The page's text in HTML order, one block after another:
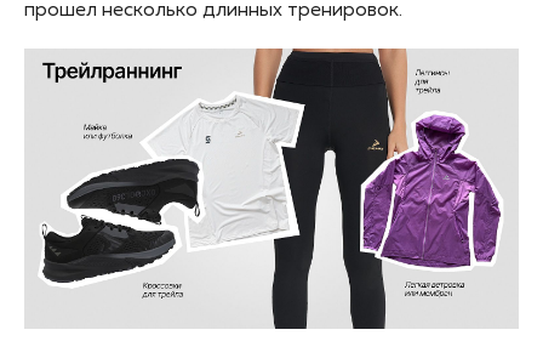
прошел несколько длинных тренировок.